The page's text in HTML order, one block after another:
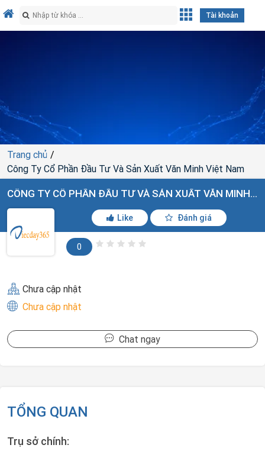
Tài khoản
Trang chủ
Công Ty Cổ Phần Đầu Tư Và Sản Xuất Văn Minh Việt Nam
CÔNG TY CỔ PHẦN ĐẦU TƯ VÀ SẢN XUẤT VĂN MINH VIỆT NAM
Like Đánh giá
0
Chưa cập nhật
Chưa cập nhật
Chat ngay
TỔNG QUAN
Trụ sở chính: